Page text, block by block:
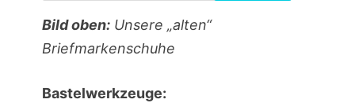
Bild oben:Unsere „alten“
Briefmarkenschuhe
Bastelwerkzeuge: